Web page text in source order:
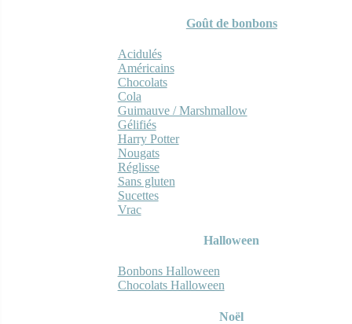
Goût de bonbons
Acidulés
Américains
Chocolats
Cola
Guimauve / Marshmallow
Gélifiés
Harry Potter
Nougats
Réglisse
Sans gluten
Sucettes
Vrac
Halloween
Bonbons Halloween
Chocolats Halloween
Noël